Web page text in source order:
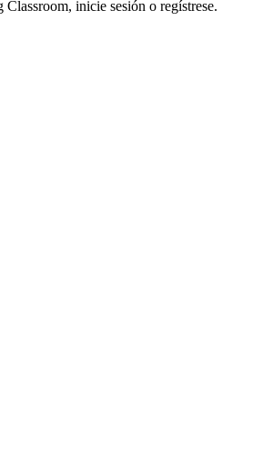
inicie sesión o regístrese.